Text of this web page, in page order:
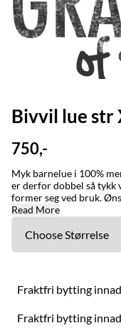
Bivvil lue str
750,-
Myk barnelue i 100%
er derfor dobbel så tykk
former seg ved bruk.
år så anbefaler vi denne
unike egenskapen at
Graveniid-logo på siden. STØRRELSE/STURRODAT: 1-3 år / jagi (ca
nordsamisk ord for en
et naturmateriale og
Read More
Fraktfri bytting
Fraktfri bytting